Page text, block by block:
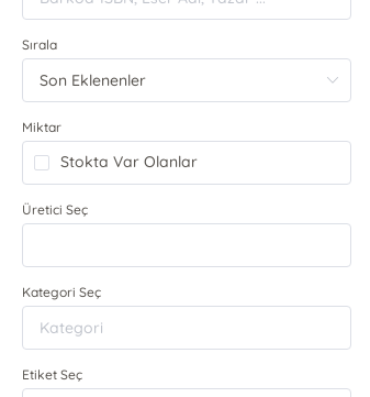
Sırala
Miktar
Stokta Var Olanlar
Üretici Seç
Kategori Seç
Etiket Seç